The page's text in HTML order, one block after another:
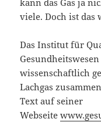
kann das Gas ja
viele. Doch ist das
Das Institut für
wissenschaftlich
Lachgas
Text auf seiner
Webseite